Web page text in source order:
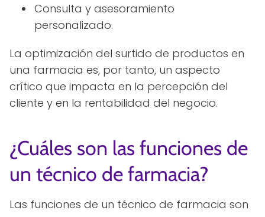
Consulta y asesoramiento
personalizado.
La optimización del surtido de productos en
una farmacia es, por tanto, un aspecto
crítico que impacta en la percepción del
cliente y en la rentabilidad del negocio.
¿Cuáles son las funciones de
un técnico de farmacia?
Las funciones de un técnico de farmacia son